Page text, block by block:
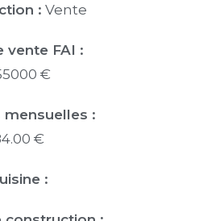
: Vente
vente FAI :
€
mensuelles :
€
: